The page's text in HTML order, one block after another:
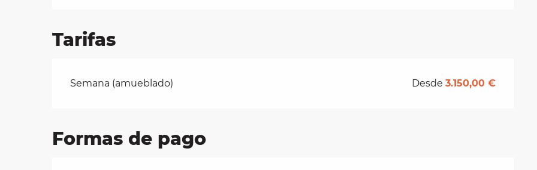
Tarifas
Tarifas 2026
Semana (amueblado) Desde3.150,00 €
Formas de pago